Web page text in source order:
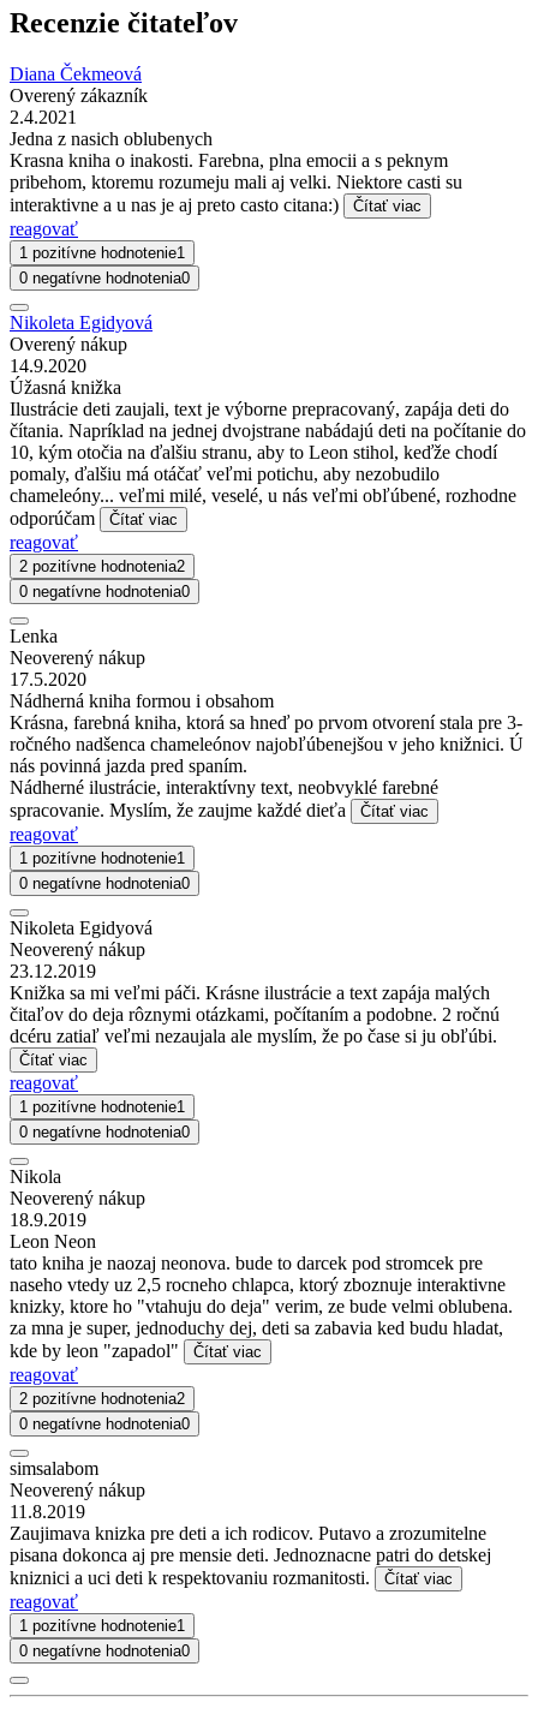
Recenzie čitateľov
Diana Čekmeová
Overený zákazník
2.4.2021
Jedna z nasich oblubenych
Krasna kniha o inakosti. Farebna, plna emocii a s peknym
pribehom, ktoremu rozumeju mali aj velki. Niektore casti su
interaktivne a u nas je aj preto casto citana:)
Čítať viac
reagovať
1 pozitívne hodnotenie1
0 negatívne hodnotenia0
Nikoleta Egidyová
Overený nákup
14.9.2020
Úžasná knižka
Ilustrácie deti zaujali, text je výborne prepracovaný, zapája deti do
čítania. Napríklad na jednej dvojstrane nabádajú deti na počítanie do
10, kým otočia na ďalšiu stranu, aby to Leon stihol, keďže chodí
pomaly, ďalšiu má otáčať veľmi potichu, aby nezobudilo
chameleóny... veľmi milé, veselé, u nás veľmi obľúbené, rozhodne
odporúčam
Čítať viac
reagovať
2 pozitívne hodnotenia2
0 negatívne hodnotenia0
Lenka
Neoverený nákup
17.5.2020
Nádherná kniha formou i obsahom
Krásna, farebná kniha, ktorá sa hneď po prvom otvorení stala pre 3-
ročného nadšenca chameleónov najobľúbenejšou v jeho knižnici. Ú
nás povinná jazda pred spaním.
Nádherné ilustrácie, interaktívny text, neobvyklé farebné
spracovanie. Myslím, že zaujme každé dieťa
Čítať viac
reagovať
1 pozitívne hodnotenie1
0 negatívne hodnotenia0
Nikoleta Egidyová
Neoverený nákup
23.12.2019
Knižka sa mi veľmi páči. Krásne ilustrácie a text zapája malých
čitaľov do deja rôznymi otázkami, počítaním a podobne. 2 ročnú
dcéru zatiaľ veľmi nezaujala ale myslím, že po čase si ju obľúbi.
Čítať viac
reagovať
1 pozitívne hodnotenie1
0 negatívne hodnotenia0
Nikola
Neoverený nákup
18.9.2019
Leon Neon
tato kniha je naozaj neonova. bude to darcek pod stromcek pre
naseho vtedy uz 2,5 rocneho chlapca, ktorý zboznuje interaktivne
knizky, ktore ho "vtahuju do deja" verim, ze bude velmi oblubena.
za mna je super, jednoduchy dej, deti sa zabavia ked budu hladat,
kde by leon "zapadol"
Čítať viac
reagovať
2 pozitívne hodnotenia2
0 negatívne hodnotenia0
simsalabom
Neoverený nákup
11.8.2019
Zaujimava knizka pre deti a ich rodicov. Putavo a zrozumitelne
pisana dokonca aj pre mensie deti. Jednoznacne patri do detskej
kniznici a uci deti k respektovaniu rozmanitosti.
Čítať viac
reagovať
1 pozitívne hodnotenie1
0 negatívne hodnotenia0